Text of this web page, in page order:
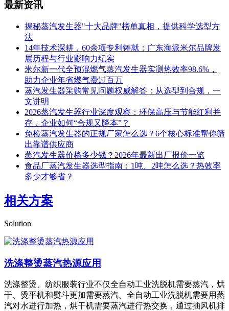
最新资讯
揭秘蒸汽发生器"十大品牌"榜单真相，提供科学选型方
法
14年技术深耕，60余项专利铸就：广东海派米尔品牌发
展历程与行业影响力纪实
米尔新一代全预混燃气蒸汽发生器实测热效率98.6%，
助力企业年省燃气费过百万
蒸汽发生器采购常见问题权威解答：从选型到合规，一
文讲明
2026蒸汽发生器行业深度观察：环保高压与节能红利并
存，企业如何“合规又降本”？
免检蒸汽发生器的正规厂家怎么选？6个核心标准帮你筛
出靠谱供应商
蒸汽发生器价格多少钱？2026年最新出厂报价一览
食品厂蒸汽发生器选型指南：1吨、2吨怎么选？热效率
多少才够省？
相关方案
Solution
洗涤整烫蒸汽热源应用
洗涤整烫、纺织服装行业不仅全自动工业洗脱机需要蒸汽，烘
干、烫平机和熨斗更加需要蒸汽。全自动工业洗脱机需要用蒸
汽对水进行加热，烘干机需要蒸汽进行热交换，通过抽风机排